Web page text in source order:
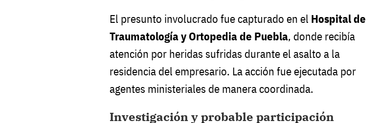
El presunto involucrado fue capturado en el Hospital de
Traumatología y Ortopedia de Puebla, donde recibía
atención por heridas sufridas durante el asalto a la
residencia del empresario. La acción fue ejecutada por
agentes ministeriales de manera coordinada.
Investigación y probable participación